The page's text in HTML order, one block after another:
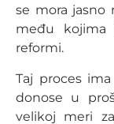
se mora jasno
među kojima
reformi.
Taj proces
donose u
velikoj meri